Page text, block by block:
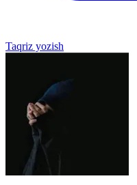
Taqriz yozish